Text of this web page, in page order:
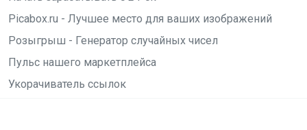
Picabox.ru - Лучшее место для ваших изображений
Розыгрыш - Генератор случайных чисел
Пульс нашего маркетплейса
Укорачиватель ссылок